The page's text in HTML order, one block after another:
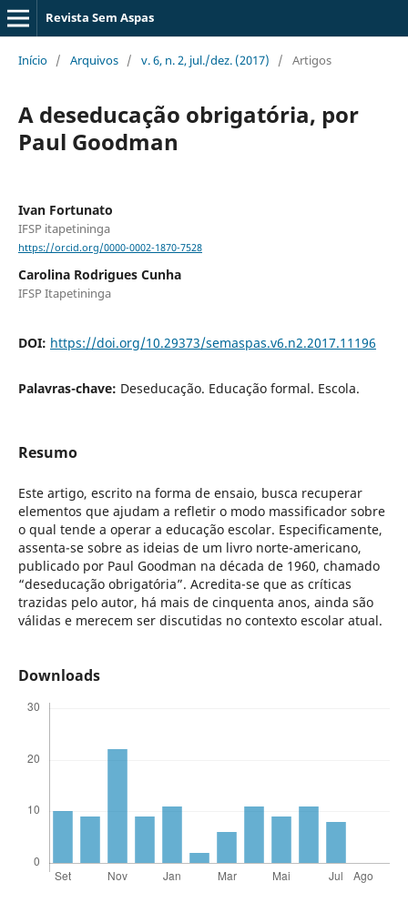
Revista Sem Aspas
Início / Arquivos / v. 6, n. 2, jul./dez. (2017) / Artigos
A deseducação obrigatória, por
Paul Goodman
Ivan Fortunato
IFSP itapetininga
https://orcid.org/0000-0002-1870-7528
Carolina Rodrigues Cunha
IFSP Itapetininga
DOI: https://doi.org/10.29373/semaspas.v6.n2.2017.11196
Palavras-chave: Deseducação. Educação formal. Escola.
Resumo
Este artigo, escrito na forma de ensaio, busca recuperar
elementos que ajudam a refletir o modo massificador sobre
o qual tende a operar a educação escolar. Especificamente,
assenta-se sobre as ideias de um livro norte-americano,
publicado por Paul Goodman na década de 1960, chamado
“deseducação obrigatória”. Acredita-se que as críticas
trazidas pelo autor, há mais de cinquenta anos, ainda são
válidas e merecem ser discutidas no contexto escolar atual.
Downloads